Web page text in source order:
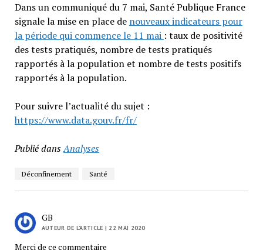
Dans un communiqué du 7 mai, Santé Publique France
signale la mise en place de nouveaux indicateurs pour
la période qui commence le 11 mai : taux de positivité
des tests pratiqués, nombre de tests pratiqués
rapportés à la population et nombre de tests positifs
rapportés à la population.
Pour suivre l’actualité du sujet :
https://www.data.gouv.fr/fr/
Publié dansAnalyses
Déconfinement Santé
GB
AUTEUR DE L’ARTICLE | 22 MAI 2020
Merci de ce commentaire